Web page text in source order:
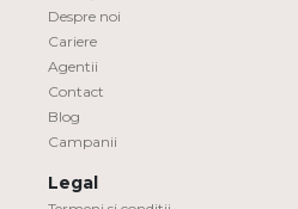
Despre noi
Cariere
Agentii
Contact
Blog
Campanii
Legal